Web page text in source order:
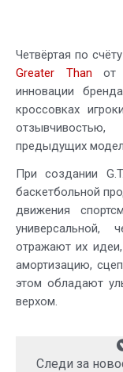
Четвёртая по
Greater Than от
инновации
кроссовках
предыдущих
При создании
баскетбольной
движения
универсальной,
отражают их
амортизацию,
этом обладают
верхом.
Следи за